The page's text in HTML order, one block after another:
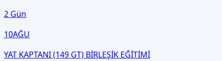
2 Gün
10AĞU
YAT KAPTANI (149 GT) BİRLEŞİK EĞİTİMİ